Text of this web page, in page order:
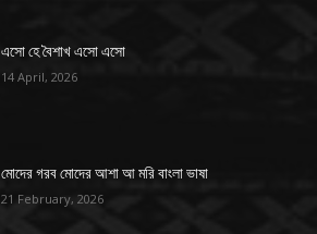
এসো হে বৈশাখ এসো এসো
14 April, 2026
মোদের গরব মোদের আশা আ মরি বাংলা ভাষা
21 February, 2026